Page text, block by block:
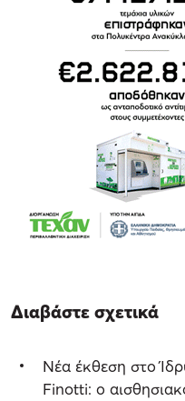
Διαβάστε σχετικά
Νέα έκθεση στο
Finotti: ο